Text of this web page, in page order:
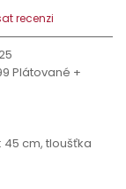
recenzi
Plátované +
45 cm, tloušťka